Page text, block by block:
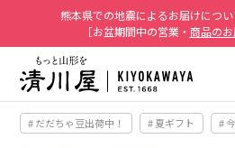
熊本県での地震によるお届けにつ
［お盆期間中の営業・ 商品の
# だだちゃ豆出荷中！ # 夏ギフト #